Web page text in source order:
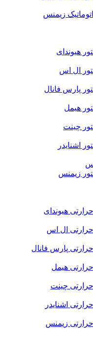
زیمنس
هیوندای
ال اس
پارس فانال
هیمل
چینت
اشنایدر
زیمنس
هیوندای
حرارتی ال اس
پارس فانال
هیمل
حرارتی چینت
اشنایدر
حرارتی زیمنس